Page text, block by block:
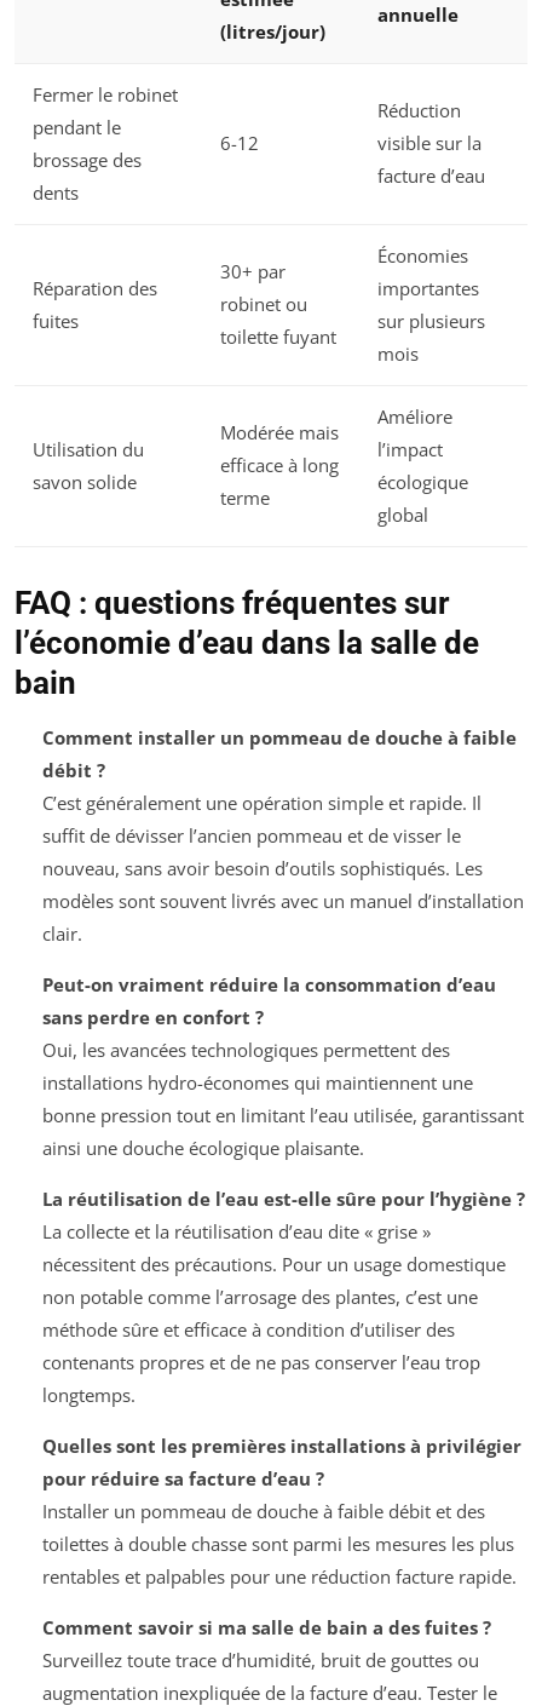
(litres/jour)
annuelle
Fermer le robinet
pendant le
brossage des
dents
6-12
Réduction
visible sur la
facture d’eau
Réparation des
fuites
30+ par
robinet ou
toilette fuyant
Économies
importantes
sur plusieurs
mois
Utilisation du
savon solide
Modérée mais
efficace à long
terme
Améliore
l’impact
écologique
global
FAQ : questions fréquentes sur
l’économie d’eau dans la salle de
bain
Comment installer un pommeau de douche à faible
débit ?
C’est généralement une opération simple et rapide. Il
suffit de dévisser l’ancien pommeau et de visser le
nouveau, sans avoir besoin d’outils sophistiqués. Les
modèles sont souvent livrés avec un manuel d’installation
clair.
Peut-on vraiment réduire la consommation d’eau
sans perdre en confort ?
Oui, les avancées technologiques permettent des
installations hydro-économes qui maintiennent une
bonne pression tout en limitant l’eau utilisée, garantissant
ainsi une douche écologique plaisante.
La réutilisation de l’eau est-elle sûre pour l’hygiène ?
La collecte et la réutilisation d’eau dite « grise »
nécessitent des précautions. Pour un usage domestique
non potable comme l’arrosage des plantes, c’est une
méthode sûre et efficace à condition d’utiliser des
contenants propres et de ne pas conserver l’eau trop
longtemps.
Quelles sont les premières installations à privilégier
pour réduire sa facture d’eau ?
Installer un pommeau de douche à faible débit et des
toilettes à double chasse sont parmi les mesures les plus
rentables et palpables pour une réduction facture rapide.
Comment savoir si ma salle de bain a des fuites ?
Surveillez toute trace d’humidité, bruit de gouttes ou
augmentation inexpliquée de la facture d’eau. Tester le